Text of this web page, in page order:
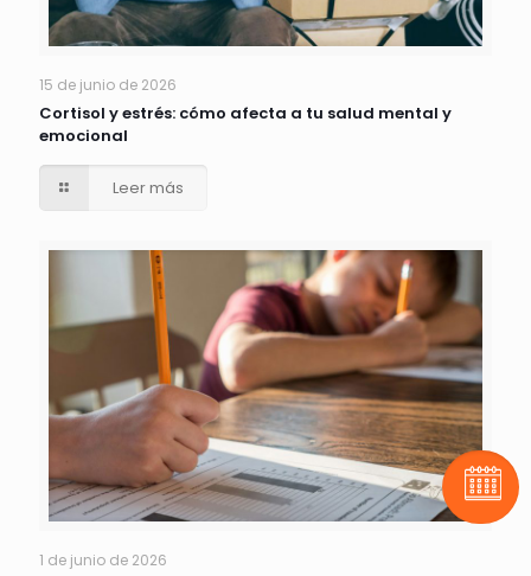
15 de junio de 2026
Cortisol y estrés: cómo afecta a tu salud mental y
emocional
Leer más
1 de junio de 2026
Pide